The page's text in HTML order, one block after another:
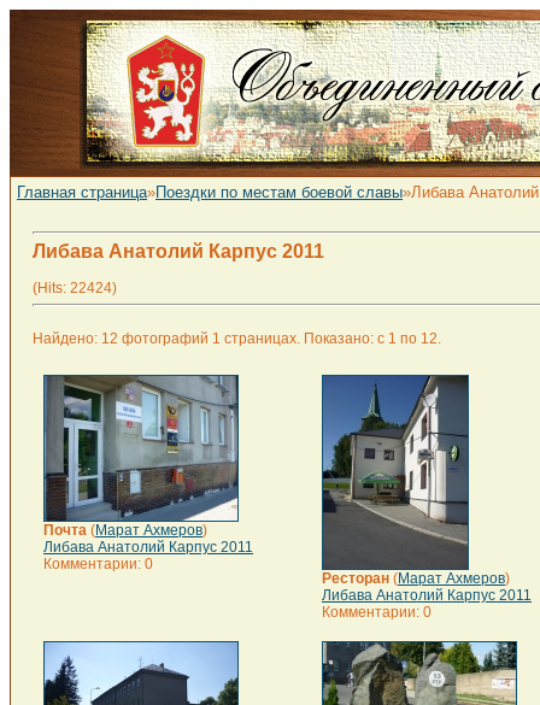
Главная страница»Поездки по местам боевой славы»Либава
Либава Анатолий Карпус 2011
(Hits: 22424)
Найдено: 12 фотографий 1 страницах. Показано: с 1 по 12.
Почта (Марат Ахмеров)
Либава Анатолий Карпус 2011
Комментарии: 0
Ресторан (Марат Ахмеров)
Либава Анатолий Карпус 2011
Комментарии: 0